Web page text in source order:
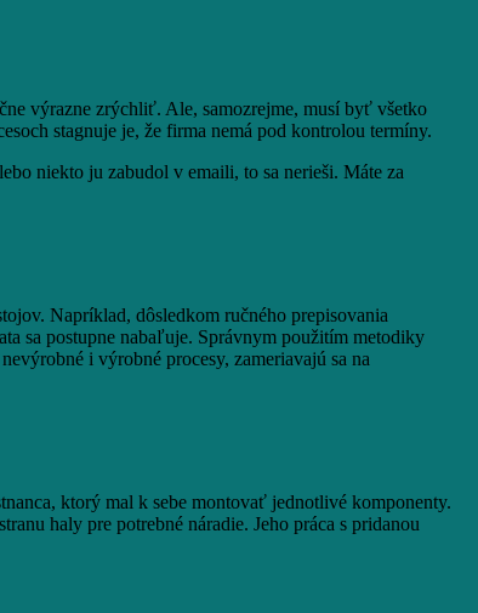
výrazne zrýchliť. Ale, samozrejme, musí byť všetko
stagnuje je, že firma nemá pod kontrolou termíny.
niekto ju zabudol v emaili, to sa nerieši. Máte za
Napríklad, dôsledkom ručného prepisovania
sa postupne nabaľuje. Správnym použitím metodiky
i výrobné procesy, zameriavajú sa na
ktorý mal k sebe montovať jednotlivé komponenty.
haly pre potrebné náradie. Jeho práca s pridanou